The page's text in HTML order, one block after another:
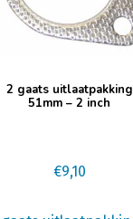
2 gaats uitlaatpakking
51mm – 2 inch
€9,10